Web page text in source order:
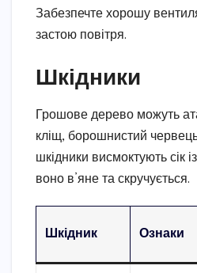
Забезпечте хорошу
застою повітря.
Шкідники
Грошове дерево можуть
кліщ, борошнистий
шкідники висмоктують сік
воно в’яне та скручується.
Шкідник Ознаки